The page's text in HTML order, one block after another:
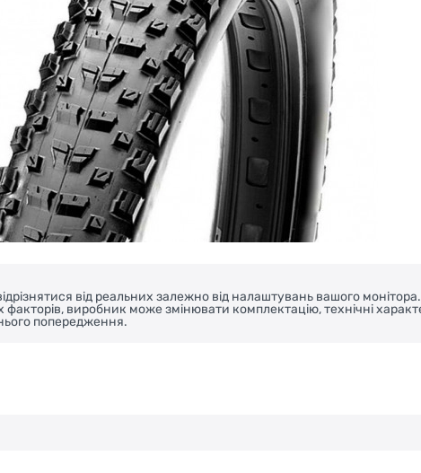
від реальних залежно від налаштувань вашого
факторів, виробник може змінювати комплектацію, технічні
попередження.